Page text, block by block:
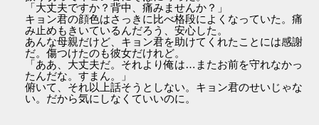
「大丈夫ですか？背中、痛みませんか？」
キョン君の顔色はさっきに比べ格段によくなっていた。痛
み止めもきいているんだろう、安心した。
あんな母親だけど、キョン君を助けてくれたことには感謝
だ。傷つけたのも彼女だけれど。
「ああ、大丈夫だ。それより俺は…またお前を守れなかっ
たんだな。すまん。」
俯いて、それ以上話そうとしない。キョン君のせいじゃな
い。だから気にしなくていいのに。